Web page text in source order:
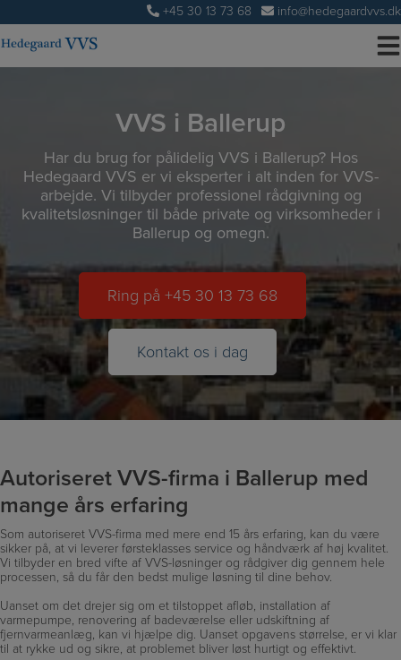
til
indholdet
+45 30 13 73 68 info@hedegaardvvs.dk
VVS i Ballerup
Har du brug for pålidelig VVS i Ballerup? Hos
Hedegaard VVS er vi eksperter i alt inden for VVS-
arbejde. Vi tilbyder professionel rådgivning og
kvalitetsløsninger til både private og virksomheder i
Ballerup og omegn.
Ring på +45 30 13 73 68
Kontakt os i dag
Autoriseret VVS-firma i Ballerup med
mange års erfaring
Som autoriseret VVS-firma med mere end 15 års erfaring, kan du være
sikker på, at vi leverer førsteklasses service og håndværk af høj kvalitet.
Vi tilbyder en bred vifte af VVS-løsninger og rådgiver dig gennem hele
processen, så du får den bedst mulige løsning til dine behov.
Uanset om det drejer sig om et tilstoppet afløb, installation af
varmepumpe, renovering af badeværelse eller udskiftning af
fjernvarmeanlæg, kan vi hjælpe dig. Uanset opgavens størrelse, er vi klar
til at rykke ud og sikre, at problemet bliver løst hurtigt og effektivt.